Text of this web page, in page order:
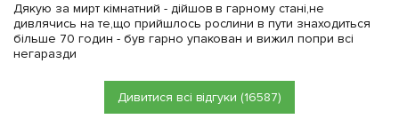
Дякую за мирт кімнатний - дійшов в гарному стані,не
дивлячись на те,що прийшлось рослини в пути знаходиться
більше 70 годин - був гарно упакован и вижил попри всі
негаразди
Дивитися всі відгуки (16587)